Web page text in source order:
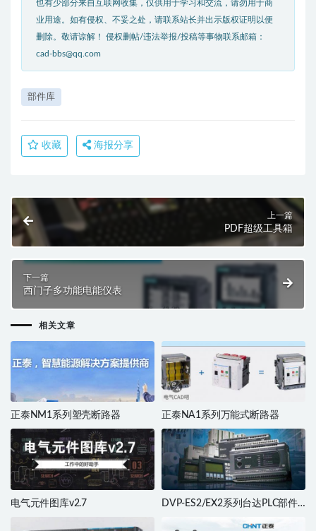
也有少部分来自互联网收集，仅供用于学习和交流，请勿用于商
业用途。如有侵权、不妥之处，请联系站长并出示版权证明以便
删除。敬请谅解！ 侵权删帖/违法举报/投稿等事物联系邮箱：
cad-bbs@qq.com
部件库
收藏 海报分享
上一篇
PDF超级工具箱
下一篇
西门子多功能电能仪表
相关文章
正泰NM1系列塑壳断路器 正泰NA1系列万能式断路器
电气元件图库v2.7
DVP-ES2/EX2系列台达PLC部件